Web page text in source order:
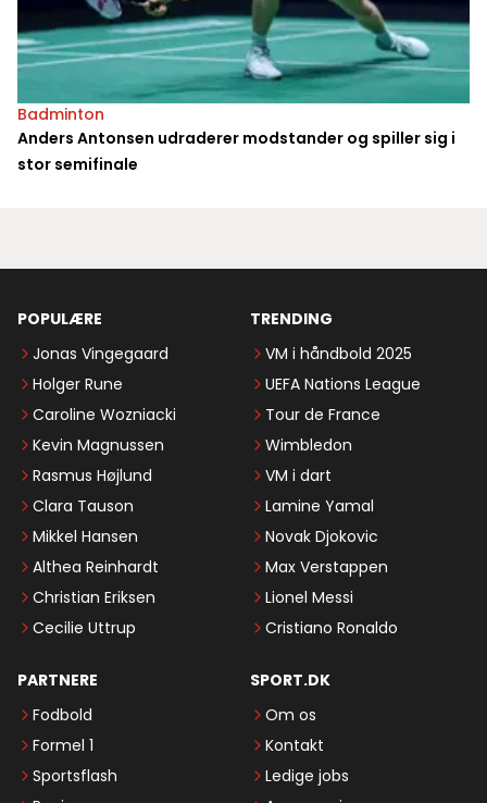
Badminton
Anders Antonsen udraderer modstander og spiller sig i
stor semifinale
POPULÆRE
Jonas Vingegaard
Holger Rune
Caroline Wozniacki
Kevin Magnussen
Rasmus Højlund
Clara Tauson
Mikkel Hansen
Althea Reinhardt
Christian Eriksen
Cecilie Uttrup
TRENDING
VM i håndbold 2025
UEFA Nations League
Tour de France
Wimbledon
VM i dart
Lamine Yamal
Novak Djokovic
Max Verstappen
Lionel Messi
Cristiano Ronaldo
PARTNERE
Fodbold
Formel 1
Sportsflash
SPORT.DK
Om os
Kontakt
Ledige jobs